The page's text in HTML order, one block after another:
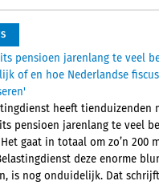
pensioen jarenlang te veel
of en hoe Nederlandse
heeft tienduizenden
pensioen jarenlang te veel
gaat in totaal om zo’n 200
deze enorme
is nog onduidelijk. Dat